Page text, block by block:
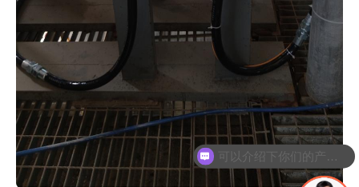
可以介绍下你们的产品么
你们是怎么收费的呢